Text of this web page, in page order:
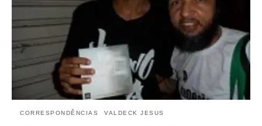
CORRESPONDÊNCIAS VALDECK JESUS